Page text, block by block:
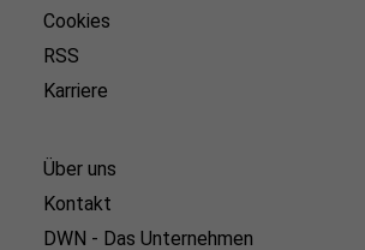
Cookies
RSS
Karriere
Über uns
Kontakt
DWN - Das Unternehmen